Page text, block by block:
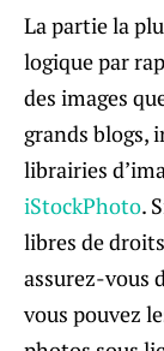
La partie la
logique par
des images
grands blogs,
librairies
iStockPhoto.
libres de
assurez-vous
vous pouvez